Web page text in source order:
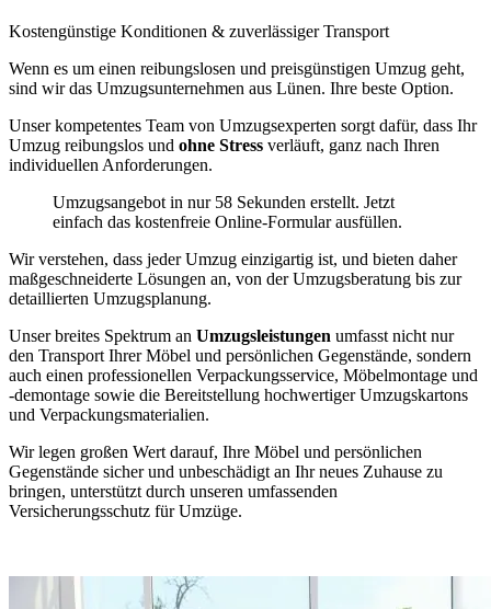
Kostengünstige Konditionen & zuverlässiger Transport
Wenn es um einen reibungslosen und preisgünstigen Umzug geht,
sind wir das Umzugsunternehmen aus Lünen. Ihre beste Option.
Unser kompetentes Team von Umzugsexperten sorgt dafür, dass Ihr
Umzug reibungslos und ohne Stress verläuft, ganz nach Ihren
individuellen Anforderungen.
Umzugsangebot in nur 58 Sekunden erstellt. Jetzt
einfach das kostenfreie Online-Formular ausfüllen.
Wir verstehen, dass jeder Umzug einzigartig ist, und bieten daher
maßgeschneiderte Lösungen an, von der Umzugsberatung bis zur
detaillierten Umzugsplanung.
Unser breites Spektrum an Umzugsleistungen umfasst nicht nur
den Transport Ihrer Möbel und persönlichen Gegenstände, sondern
auch einen professionellen Verpackungsservice, Möbelmontage und
-demontage sowie die Bereitstellung hochwertiger Umzugskartons
und Verpackungsmaterialien.
Wir legen großen Wert darauf, Ihre Möbel und persönlichen
Gegenstände sicher und unbeschädigt an Ihr neues Zuhause zu
bringen, unterstützt durch unseren umfassenden
Versicherungsschutz für Umzüge.